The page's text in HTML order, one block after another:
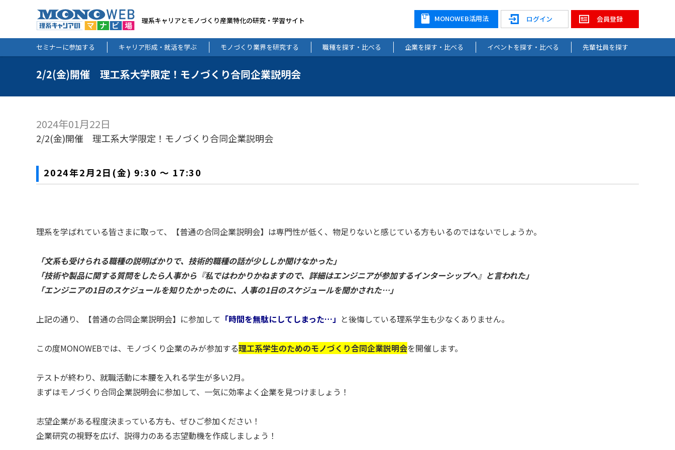
理系キャリアとモノづくり産業特化の研究・学習サイト 会員登録
ログイン
MONOWEB活用法
セミナーに参加する キャリア形成・就活を学ぶ モノづくり業界を研究する 職種を探す・比べる 企業を探す・比べる イベントを探す・比べる 先輩社員を探す
2/2(金)開催 理工系大学限定！モノづくり合同企業説明会
2024年01月22日
2/2(金)開催 理工系大学限定！モノづくり合同企業説明会
2024年2月2日(金) 9:30 ～ 17:30
理系を学ばれている皆さまに取って、【普通の合同企業説明会】は専門性が低く、物足りないと感じている方もいるのではないでしょうか。
「文系も受けられる職種の説明ばかりで、技術的職種の話が少ししか聞けなかった」
「技術や製品に関する質問をしたら人事から『私ではわかりかねますので、詳細はエンジニアが参加するインターシップへ』と言われた」
「エンジニアの1日のスケジュールを知りたかったのに、人事の1日のスケジュールを聞かされた…」
上記の通り、【普通の合同企業説明会】に参加して 「時間を無駄にしてしまった…」 と後悔している理系学生も少なくありません。
この度MONOWEBでは、モノづくり企業のみが参加する理工系学生のためのモノづくり合同企業説明会を開催します。
テストが終わり、就職活動に本腰を入れる学生が多い2月。
まずはモノづくり合同企業説明会に参加して、一気に効率よく企業を見つけましょう！
志望企業がある程度決まっている方も、ぜひご参加ください！
企業研究の視野を広げ、説得力のある志望動機を作成しましょう！